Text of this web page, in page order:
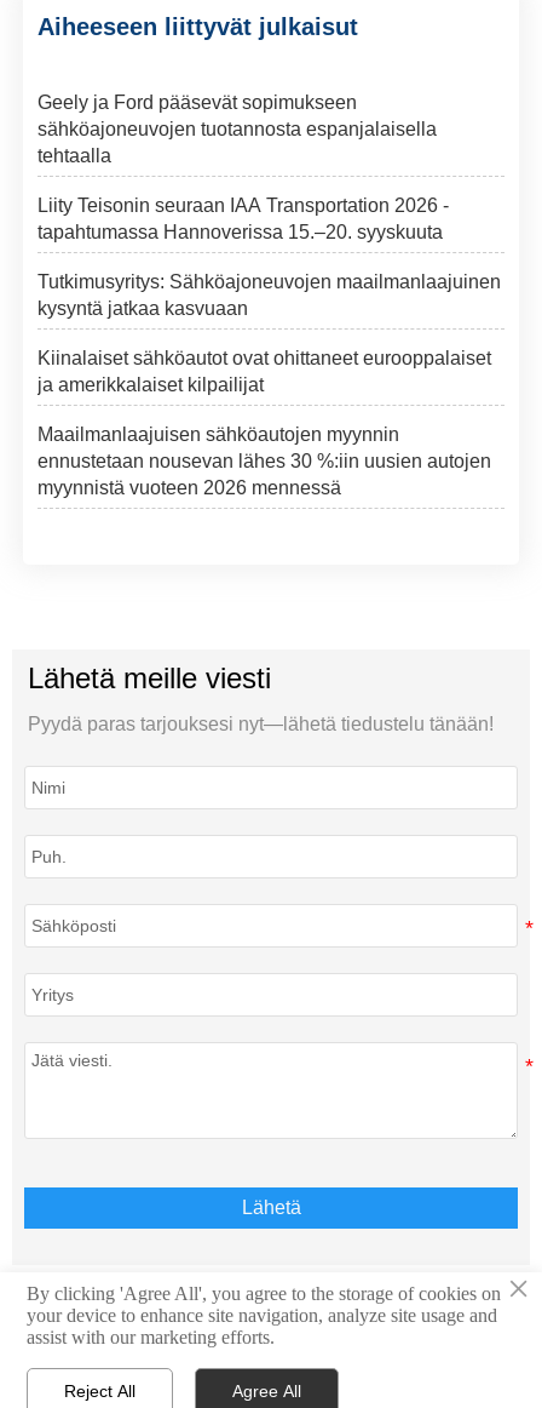
Aiheeseen liittyvät julkaisut
Geely ja Ford pääsevät sopimukseen
sähköajoneuvojen tuotannosta espanjalaisella
tehtaalla
Liity Teisonin seuraan IAA Transportation 2026 -
tapahtumassa Hannoverissa 15.–20. syyskuuta
Tutkimusyritys: Sähköajoneuvojen maailmanlaajuinen
kysyntä jatkaa kasvuaan
Kiinalaiset sähköautot ovat ohittaneet eurooppalaiset
ja amerikkalaiset kilpailijat
Maailmanlaajuisen sähköautojen myynnin
ennustetaan nousevan lähes 30 %:iin uusien autojen
myynnistä vuoteen 2026 mennessä
Lähetä meille viesti
Pyydä paras tarjouksesi nyt—lähetä tiedustelu tänään!
Lähetä
Tekijänoikeus © Teison Energy Technology Co.,Ltd. Kaikki
×
By clicking 'Agree All', you agree to the storage of cookies on
your device to enhance site navigation, analyze site usage and
assist with our marketing efforts.
Reject All Agree All